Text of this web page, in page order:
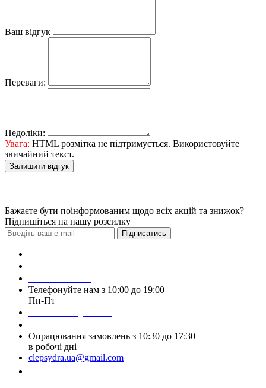
Ваш відгук
Переваги:
Недоліки:
Увага: HTML розмітка не підтримується. Використовуйте
звичайний текст.
Залишити відгук
Бажаєте бути поінформованим щодо всіх акцій та знижок?
Підпишіться на нашу розсилку
Підписатись
Телефонуйте нам з 10:00 до 19:00
Пн-Пт
Опрацювання замовлень з 10:30 до 17:30
в робочі дні
clepsydra.ua@gmail.com